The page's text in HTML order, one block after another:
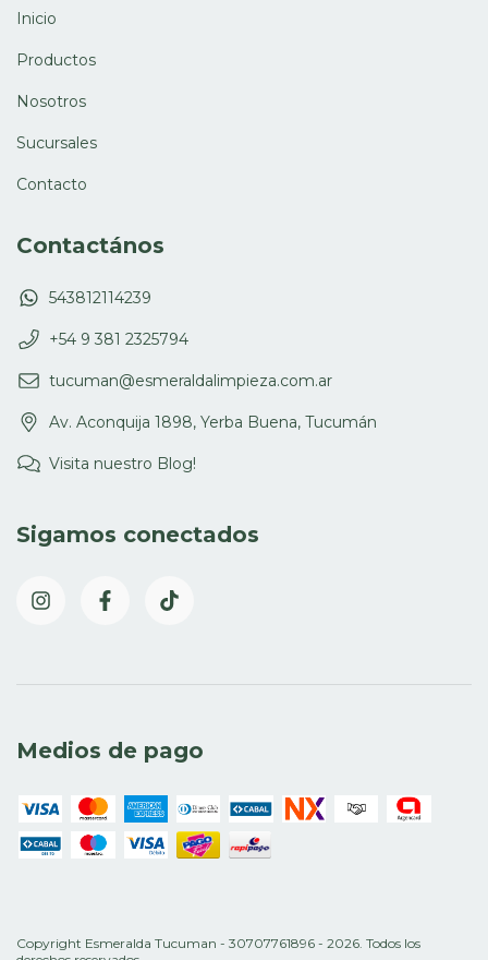
Inicio
Productos
Nosotros
Sucursales
Contacto
Contactános
543812114239
+54 9 381 2325794
tucuman@esmeraldalimpieza.com.ar
Av. Aconquija 1898, Yerba Buena, Tucumán
Visita nuestro Blog!
Sigamos conectados
Medios de pago
Copyright Esmeralda Tucuman - 30707761896 - 2026. Todos los